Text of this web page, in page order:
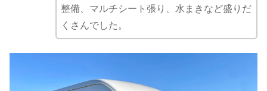
整備、マルチシート張り、水まきなど盛りだ
くさんでした。